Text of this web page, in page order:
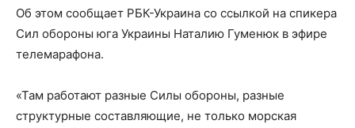
Об этом сообщает РБК-Украина со ссылкой на спикера
Сил обороны юга Украины Наталию Гуменюк в эфире
телемарафона.
«Там работают разные Силы обороны, разные
структурные составляющие, не только морская